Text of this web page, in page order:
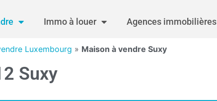
Immo à louer Agences immobilières
Luxembourg » Maison à vendre Suxy
Suxy